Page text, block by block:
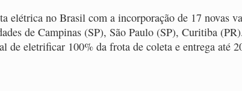
elétrica no Brasil com a incorporação de 17 novas
de Campinas (SP), São Paulo (SP), Curitiba
de eletrificar 100% da frota de coleta e entrega até